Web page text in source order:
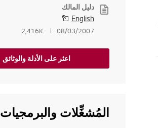
دليل المالك
English
08/03/2007
2,416K
اعثر على الأدلة والوثائق
المُشغِّلات والبرمجيات